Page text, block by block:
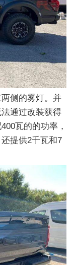
侧的雾灯。并
通过改装获得
瓦的的功率，
提供2千瓦和7